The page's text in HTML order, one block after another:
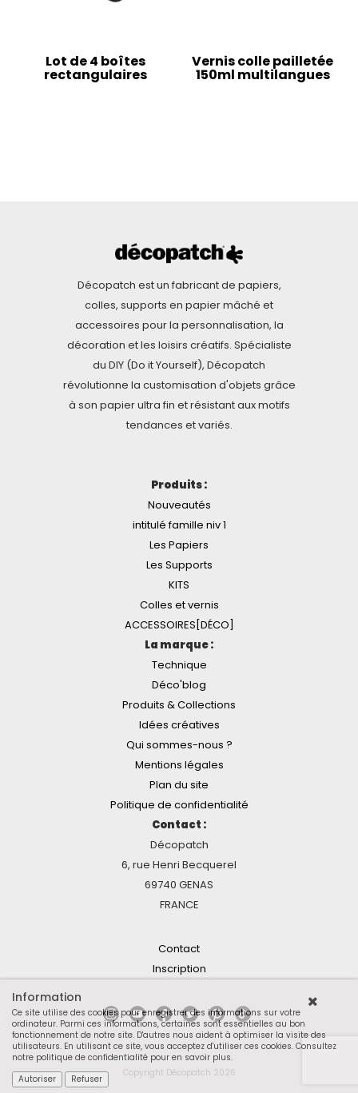
Lot de 4 boîtes
rectangulaires
Vernis colle pailletée
150ml multilangues
Décopatch est un fabricant de papiers,
colles, supports en papier mâché et
accessoires pour la personnalisation, la
décoration et les loisirs créatifs. Spécialiste
du DIY (Do it Yourself), Décopatch
révolutionne la customisation d'objets grâce
à son papier ultra fin et résistant aux motifs
tendances et variés.
Produits :
Nouveautés
intitulé famille niv 1
Les Papiers
Les Supports
KITS
Colles et vernis
ACCESSOIRES[DÉCO]
La marque :
Technique
Déco'blog
Produits & Collections
Idées créatives
Qui sommes-nous ?
Mentions légales
Plan du site
Politique de confidentialité
Contact :
Décopatch
6, rue Henri Becquerel
69740 GENAS
FRANCE
Contact
Inscription
Copyright Décopatch 2026
Information
Ce site utilise des cookies pour enregistrer des informations sur votre
ordinateur. Parmi ces informations, certaines sont essentielles au bon
fonctionnement de notre site. D'autres nous aident à optimiser la visite des
utilisateurs. En utilisant ce site, vous acceptez d'utiliser ces cookies. Consultez
notre politique de confidentialité pour en savoir plus.
Autoriser
Refuser